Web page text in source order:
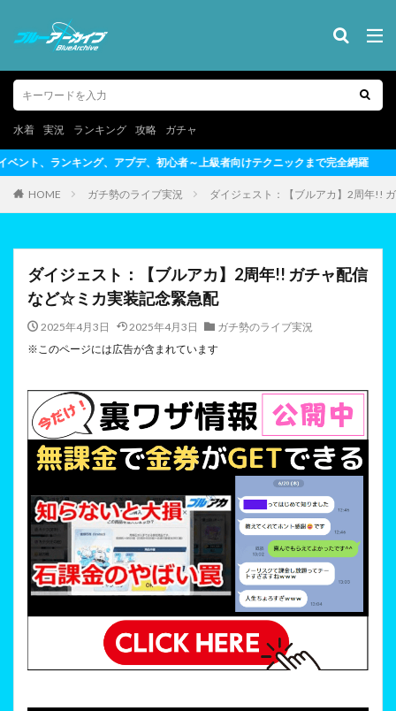
水着 実況 ランキング 攻略 ガチャ
上級者向けテクニックまで完全網羅
HOME ガチ勢のライブ実況 ダイジェスト：【ブルアカ】2周年!!
ダイジェスト：【ブルアカ】2周年!! ガチャ配信
など☆ミカ実装記念緊急配
2025年4月3日 2025年4月3日
ガチ勢のライブ実況
※このページには広告が含まれています